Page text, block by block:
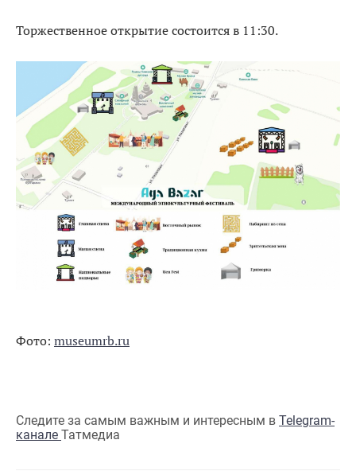
Торжественное открытие состоится в 11:30.
Фото: museumrb.ru
Следите за самым важным и интересным в Telegram-
канале Татмедиа